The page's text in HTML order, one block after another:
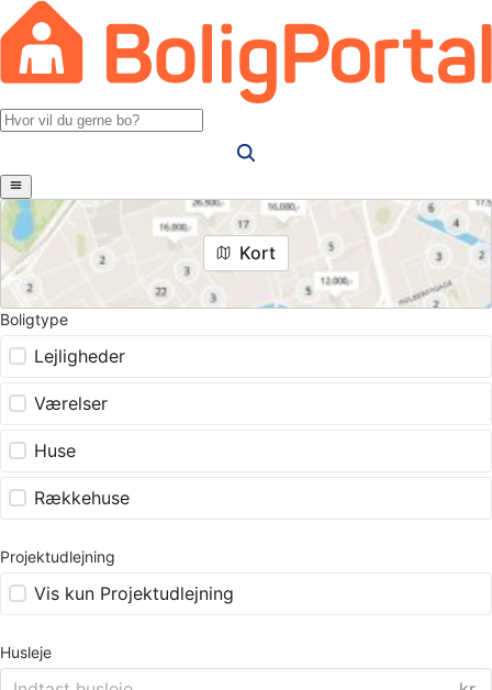
Kort
Boligtype
Lejligheder
Værelser
Huse
Rækkehuse
Projektudlejning
Vis kun Projektudlejning
Husleje